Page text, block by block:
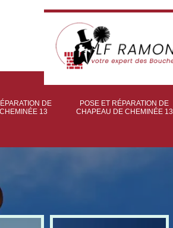
DE
CHEMINÉE 13
POSE ET RÉPARATION DE
CHAPEAU DE CHEMINÉE 13